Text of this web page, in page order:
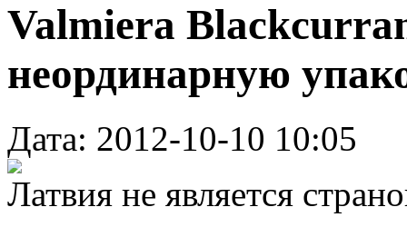
Valmiera
неординарную
Дата: 2012-10-10 10:05
Латвия не является